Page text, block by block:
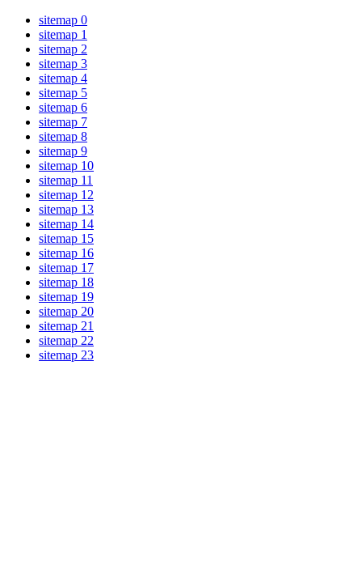
sitemap 0
sitemap 1
sitemap 2
sitemap 3
sitemap 4
sitemap 5
sitemap 6
sitemap 7
sitemap 8
sitemap 9
sitemap 10
sitemap 11
sitemap 12
sitemap 13
sitemap 14
sitemap 15
sitemap 16
sitemap 17
sitemap 18
sitemap 19
sitemap 20
sitemap 21
sitemap 22
sitemap 23